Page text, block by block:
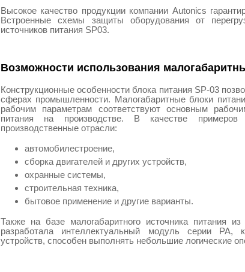
Высокое качество продукции компании Autonics
Встроенные схемы защиты оборудования от
источников питания SP03.
Возможности использования
Конструкционные особенности блока питания SP-03
сферах промышленности. Малогабаритные блоки
рабочим параметрам соответствуют основным
питания на производстве. В качестве примеров
производственные отрасли:
автомобилестроение,
сборка двигателей и других устройств,
охранные системы,
строительная техника,
бытовое применение и другие варианты.
Также на базе малогабаритного источника питания
разработала интеллектуальный модуль серии PA,
устройств, способен выполнять небольшие логические